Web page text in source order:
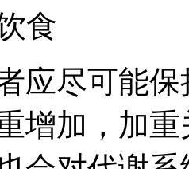
食
应尽可能
增加，加重